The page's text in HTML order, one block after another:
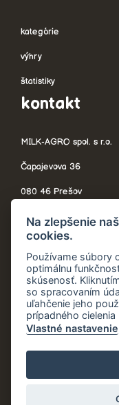
kategórie
výhry
štatistiky
kontakt
MILK-AGRO spol. s r.o.
Čapajevova 36
080 46 Prešov
Slovensko
telefón:+421 908 705
© 2020 – 2026 Milk-
|
Na zlepšenie
cookies.
Používame súbory
optimálnu
skúsenosť.
so spracovaním
uľahčenie jeho
prípadného cielenia
Vlastné nastavenie